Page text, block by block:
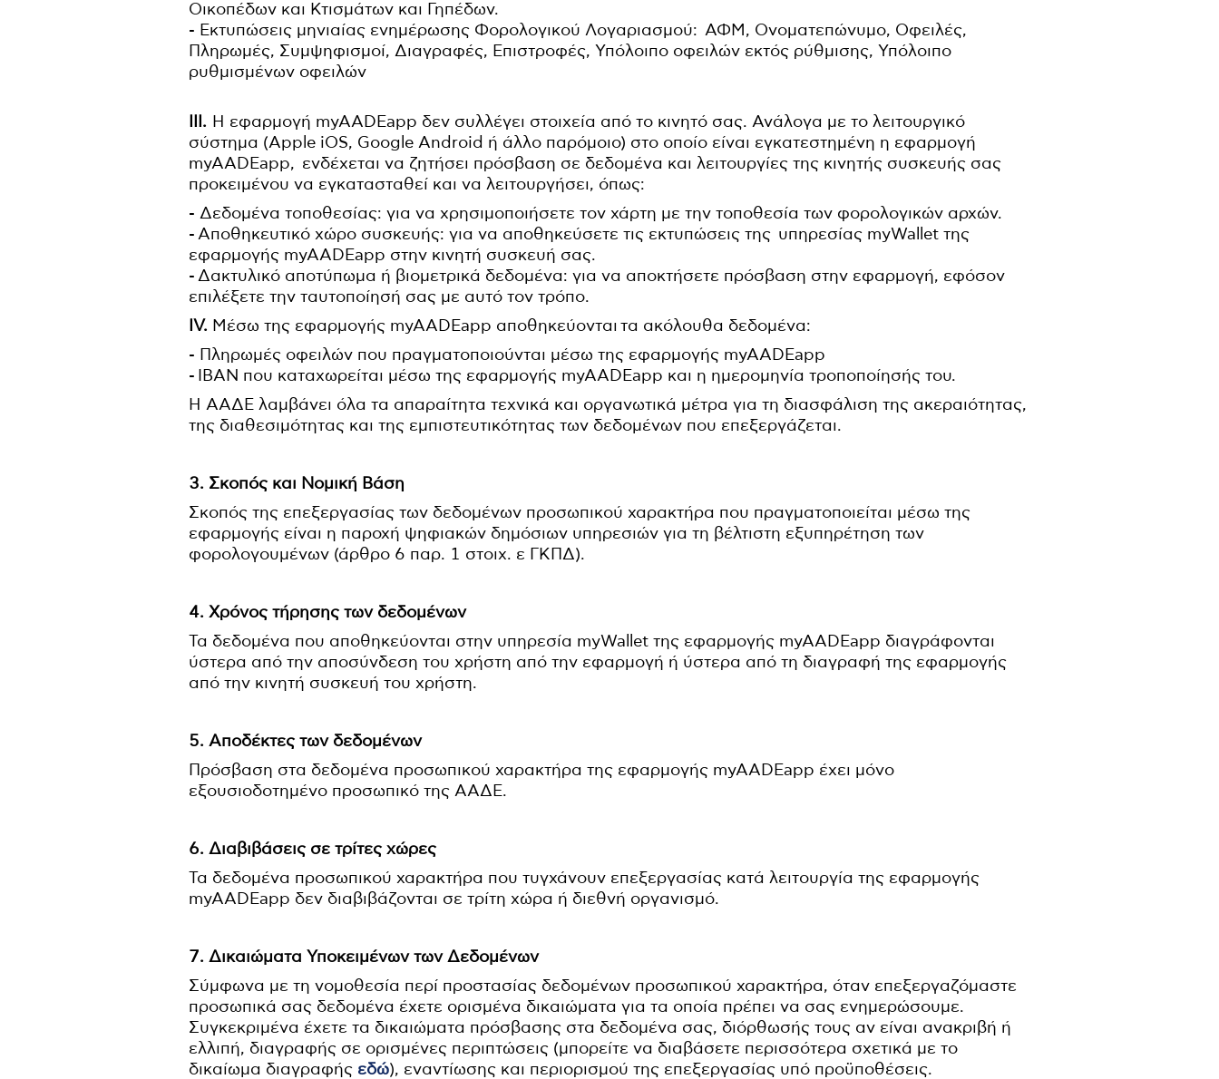
Οικοπέδων και Κτισμάτων και Γηπέδων.
- Εκτυπώσεις μηνιαίας ενημέρωσης Φορολογικού Λογαριασμού: ΑΦΜ, Ονοματεπώνυμο, Οφειλές,
Πληρωμές, Συμψηφισμοί, Διαγραφές, Επιστροφές, Υπόλοιπο οφειλών εκτός ρύθμισης, Υπόλοιπο
ρυθμισμένων οφειλών
ΙΙΙ. Η εφαρμογή myAADEapp δεν συλλέγει στοιχεία από το κινητό σας. Ανάλογα με το λειτουργικό
σύστημα (Apple iOS, Google Android ή άλλο παρόμοιο) στο οποίο είναι εγκατεστημένη η εφαρμογή
myAADEapp, ενδέχεται να ζητήσει πρόσβαση σε δεδομένα και λειτουργίες της κινητής συσκευής σας
προκειμένου να εγκατασταθεί και να λειτουργήσει, όπως:
- Δεδομένα τοποθεσίας: για να χρησιμοποιήσετε τον χάρτη με την τοποθεσία των φορολογικών αρχών.
- Αποθηκευτικό χώρο συσκευής: για να αποθηκεύσετε τις εκτυπώσεις της υπηρεσίας myWallet της
εφαρμογής myAADEapp στην κινητή συσκευή σας.
- Δακτυλικό αποτύπωμα ή βιομετρικά δεδομένα: για να αποκτήσετε πρόσβαση στην εφαρμογή, εφόσον
επιλέξετε την ταυτοποίησή σας με αυτό τον τρόπο.
ΙV. Μέσω της εφαρμογής myAADEapp αποθηκεύονται τα ακόλουθα δεδομένα:
- Πληρωμές οφειλών που πραγματοποιούνται μέσω της εφαρμογής myAADEapp
- ΙΒΑΝ που καταχωρείται μέσω της εφαρμογής myAADEapp και η ημερομηνία τροποποίησής του.
Η ΑΑΔΕ λαμβάνει όλα τα απαραίτητα τεχνικά και οργανωτικά μέτρα για τη διασφάλιση της ακεραιότητας,
της διαθεσιμότητας και της εμπιστευτικότητας των δεδομένων που επεξεργάζεται.
3. Σκοπός και Νομική Βάση
Σκοπός της επεξεργασίας των δεδομένων προσωπικού χαρακτήρα που πραγματοποιείται μέσω της
εφαρμογής είναι η παροχή ψηφιακών δημόσιων υπηρεσιών για τη βέλτιστη εξυπηρέτηση των
φορολογουμένων (άρθρο 6 παρ. 1 στοιχ. ε ΓΚΠΔ).
4. Χρόνος τήρησης των δεδομένων
Τα δεδομένα που αποθηκεύονται στην υπηρεσία myWallet της εφαρμογής myAADEapp διαγράφονται
ύστερα από την αποσύνδεση του χρήστη από την εφαρμογή ή ύστερα από τη διαγραφή της εφαρμογής
από την κινητή συσκευή του χρήστη.
5. Αποδέκτες των δεδομένων
Πρόσβαση στα δεδομένα προσωπικού χαρακτήρα της εφαρμογής myAADEapp έχει μόνο
εξουσιοδοτημένο προσωπικό της ΑΑΔΕ.
6. Διαβιβάσεις σε τρίτες χώρες
Τα δεδομένα προσωπικού χαρακτήρα που τυγχάνουν επεξεργασίας κατά λειτουργία της εφαρμογής
myAADEapp δεν διαβιβάζονται σε τρίτη χώρα ή διεθνή οργανισμό.
7. Δικαιώματα Υποκειμένων των Δεδομένων
Σύμφωνα με τη νομοθεσία περί προστασίας δεδομένων προσωπικού χαρακτήρα, όταν επεξεργαζόμαστε
προσωπικά σας δεδομένα έχετε ορισμένα δικαιώματα για τα οποία πρέπει να σας ενημερώσουμε.
Συγκεκριμένα έχετε τα δικαιώματα πρόσβασης στα δεδομένα σας, διόρθωσής τους αν είναι ανακριβή ή
ελλιπή, διαγραφής σε ορισμένες περιπτώσεις (μπορείτε να διαβάσετε περισσότερα σχετικά με το
δικαίωμα διαγραφής εδώ), εναντίωσης και περιορισμού της επεξεργασίας υπό προϋποθέσεις.